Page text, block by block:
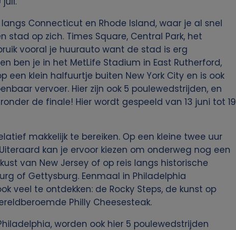
Connecticut en Rhode Island, waar je al snel
stad op zich. Times Square, Central Park, het
vooral je huurauto want de stad is erg
ben je in het MetLife Stadium in East Rutherford,
een klein halfuurtje buiten New York City en is ook
vervoer. Hier zijn ook 5 poulewedstrijden, en
de finale! Hier wordt gespeeld van 13 juni tot 19
makkelijk te bereiken. Op een kleine twee uur
kan je ervoor kiezen om onderweg nog een
van New Jersey of op reis langs historische
of Gettysburg. Eenmaal in Philadelphia
veel te ontdekken: de Rocky Steps, de kunst op
Philly Cheesesteak.
worden ook hier 5 poulewedstrijden